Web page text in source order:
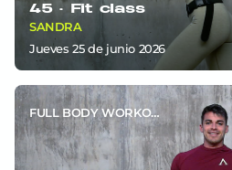
45 · Fit class
SANDRA
jueves 25de junio 2026
FULL BODY WORKOUT